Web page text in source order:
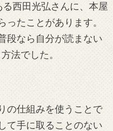
西田光弘さんに、本屋
ったことがあります。
段なら自分が読まない
法でした。
の仕組みを使うことで
て手に取ることのない